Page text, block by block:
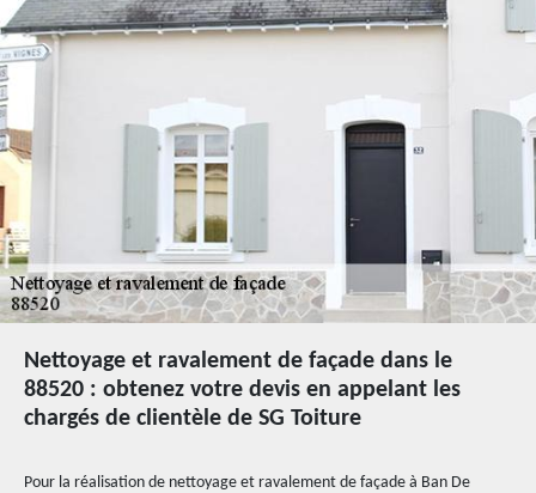
Nettoyage et ravalement de façade dans le
88520 : obtenez votre devis en appelant les
chargés de clientèle de SG Toiture
Pour la réalisation de nettoyage et ravalement de façade à Ban De